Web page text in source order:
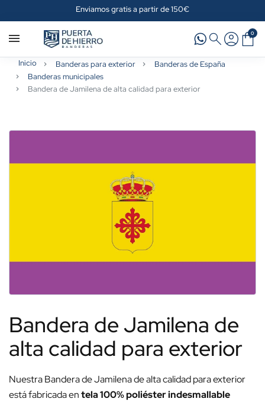
Enviamos gratis a partir de 150€
0
Inicio Banderas para exterior
Banderas de España
Banderas municipales
Bandera de Jamilena de alta calidad para exterior
Bandera de Jamilena de
alta calidad para exterior
Nuestra Bandera de Jamilena de alta calidad para exterior
está fabricada entela 100% poliéster indesmallable